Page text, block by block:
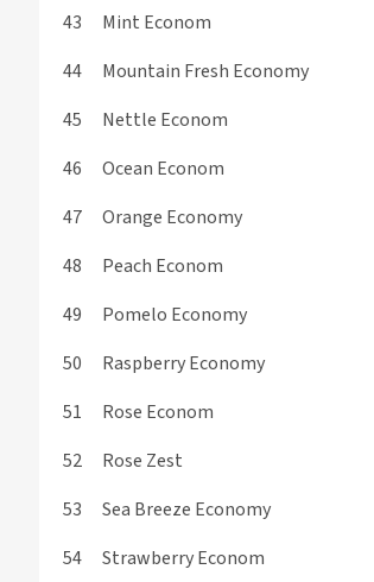
43
Mint Econom
44
Mountain Fresh Economy
45
Nettle Econom
46
Ocean Econom
47
Orange Economy
48
Peach Econom
49
Pomelo Economy
50
Raspberry Economy
51
Rose Econom
52
Rose Zest
53
Sea Breeze Economy
54
Strawberry Econom